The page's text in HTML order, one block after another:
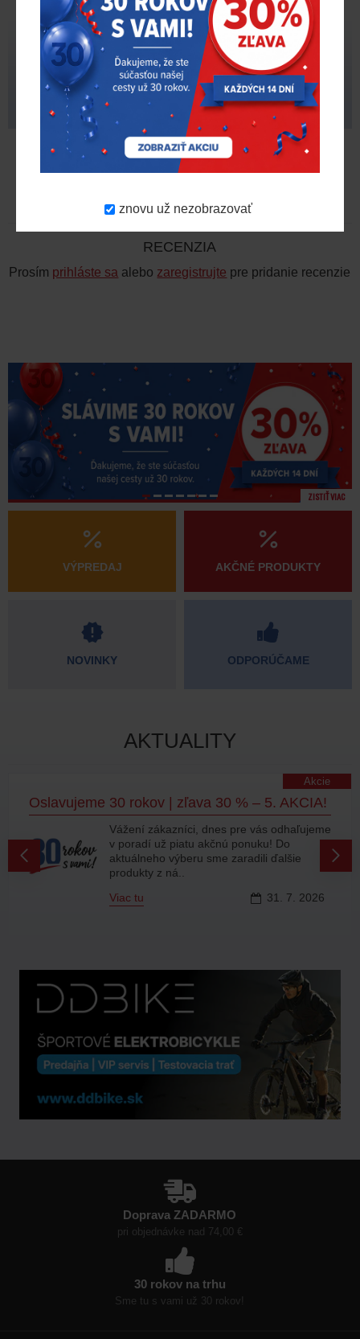
znovu už nezobrazovať
Premium 2 generácie – 8
ks
30,02 €
24,60 € s DPH
MILWAUKEE
26,46 €
21,09 € s DPH
RECENZIA
RECENZIA
Prosím prihláste sa alebo zaregistrujte pre pridanie recenzie
ZISTIŤ VIAC
VÝPREDAJ
NOVINKY
AKČNÉ PRODUKTY
ODPORÚČAME
AKTUALITY
Oslavujeme 30 rokov | zľava 30 % – 5. AKCIA!
Akcie
31. 7. 2026
Vážení zákazníci, dnes pre vás odhaľujeme
v poradí už piatu akčnú ponuku! Do
aktuálneho výberu sme zaradili ďalšie
produkty z ná..
Viac tu
Doprava ZADARMO
pri objednávke nad 74,00 €
30 rokov na trhu
Sme tu s vami už 30 rokov!